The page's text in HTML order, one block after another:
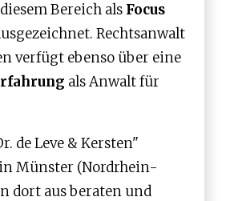
Bereich als Focus
Rechtsanwalt
verfügt ebenso über eine
als Anwalt für
de Leve & Kersten"
Münster (Nordrhein-
dort aus beraten und